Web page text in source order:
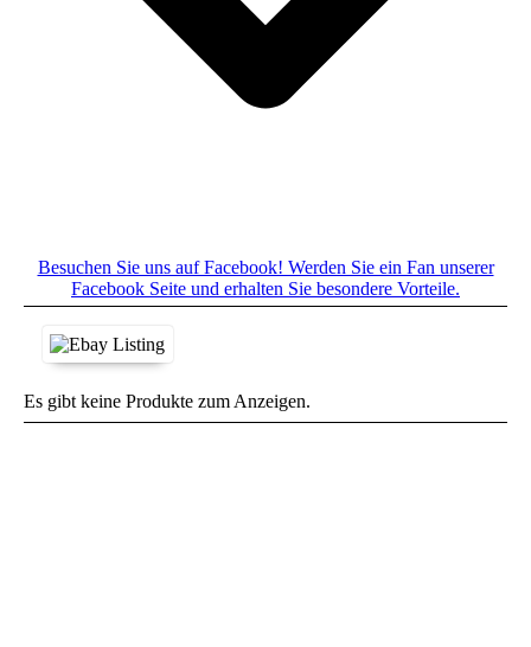
Besuchen Sie uns auf Facebook! Werden Sie ein Fan unserer
Facebook Seite und erhalten Sie besondere Vorteile.
Es gibt keine Produkte zum Anzeigen.